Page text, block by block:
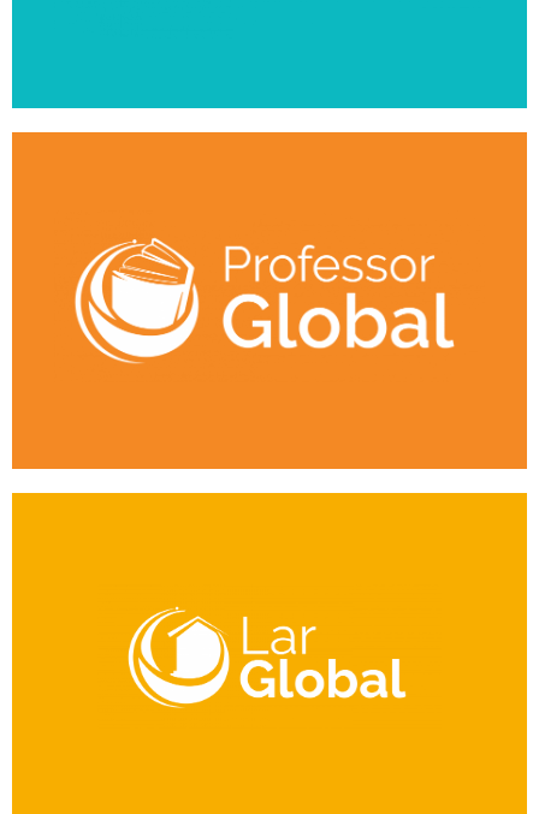
Uma experiência de ensino no mercado internacional em
escolas e instituições.
Inscreva-se
Esse programa visa levar intercambistas para a casa de
brasileiros no Brasil para que todos consigam viver essa
experiência de intercâmbio sem sair de casa.